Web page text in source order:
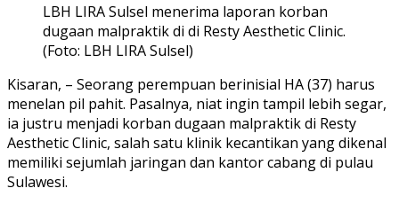
LBH LIRA Sulsel menerima laporan korban
dugaan malpraktik di di Resty Aesthetic Clinic.
(Foto: LBH LIRA Sulsel)
Kisaran, – Seorang perempuan berinisial HA (37) harus
menelan pil pahit. Pasalnya, niat ingin tampil lebih segar,
ia justru menjadi korban dugaan malpraktik di Resty
Aesthetic Clinic, salah satu klinik kecantikan yang dikenal
memiliki sejumlah jaringan dan kantor cabang di pulau
Sulawesi.